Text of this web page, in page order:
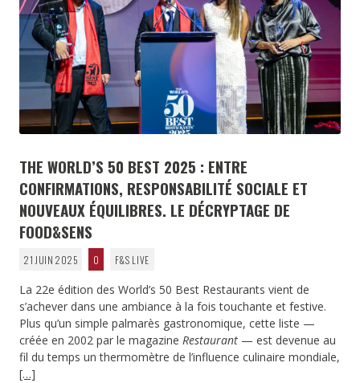
THE WORLD’S 50 BEST 2025 : ENTRE
CONFIRMATIONS, RESPONSABILITÉ SOCIALE ET
NOUVEAUX ÉQUILIBRES. LE DÉCRYPTAGE DE
FOOD&SENS
21 JUIN 2025 0 F&S LIVE
La 22e édition des World’s 50 Best Restaurants vient de
s’achever dans une ambiance à la fois touchante et festive.
Plus qu’un simple palmarès gastronomique, cette liste —
créée en 2002 par le magazine Restaurant — est devenue au
fil du temps un thermomètre de l’influence culinaire mondiale,
[…]